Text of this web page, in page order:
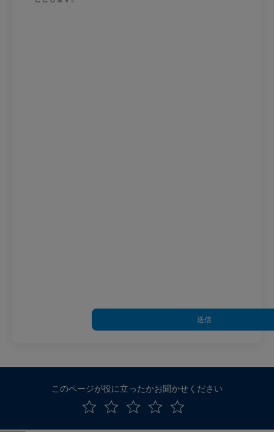
送信
このページが役に立ったかお聞かせください